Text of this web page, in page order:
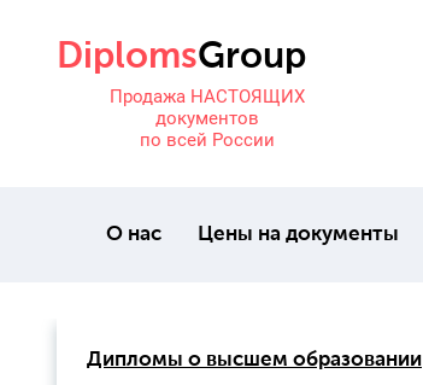
Продажа НАСТОЯЩИХ
документов
по всей России
О нас Цены на документы
Дипломы о высшем образовании